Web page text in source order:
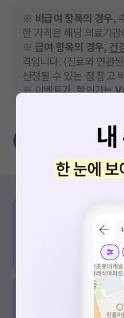
※ 비급여 항목의 경우,
한 가격은 해당 의료기
※ 급여 항목의 경우, 건
격입니다. (진료와 연관
산정될 수 있는 점 참고
※ 이벤트가, 할인가는
노